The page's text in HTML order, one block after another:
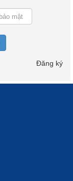
Đăng ký